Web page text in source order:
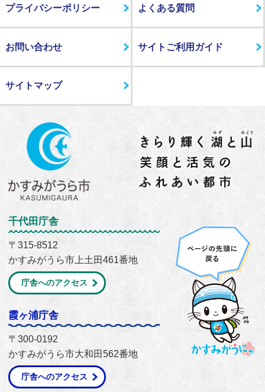
プライバシーポリシー よくある質問
お問い合わせ サイトご利用ガイド
サイトマップ
千代田庁舎
〒315-8512
かすみがうら市上土田461番地
庁舎へのアクセス
霞ヶ浦庁舎
〒300-0192
かすみがうら市大和田562番地
庁舎へのアクセス